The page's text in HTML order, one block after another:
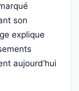
son
explique
aujourd’hui